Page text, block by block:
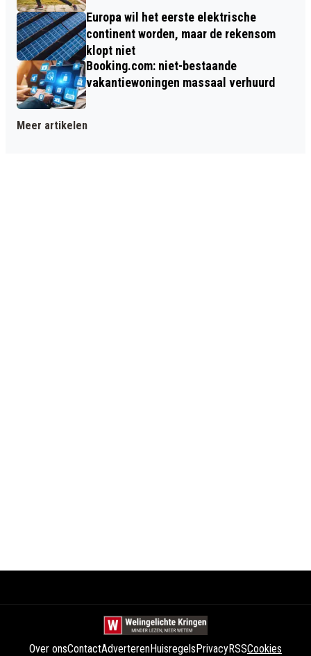
Europa wil het eerste elektrische
continent worden, maar de rekensom
klopt niet
Booking.com: niet-bestaande
vakantiewoningen massaal verhuurd
Meer artikelen
Over onsContactAdverterenHuisregelsPrivacyRSSCookies